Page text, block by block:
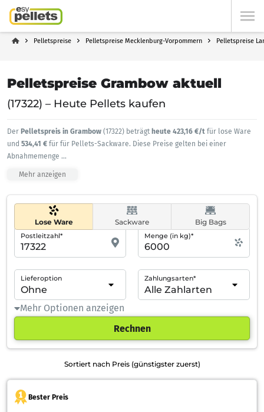
Pelletspreise Pelletspreise Mecklenburg-Vorpommern Pelletspreise
Pelletspreise Grambow aktuell
(17322) – Heute Pellets kaufen
Der Pelletspreis in Grambow (17322) beträgt heute 423,16 €/t für lose Ware
und 534,41 € für für Pellets-Sackware. Diese Preise gelten bei einer
Abnahmemenge ...
Mehr anzeigen
Lose Ware Sackware Big Bags
Postleitzahl* Menge (in kg)*
Lieferoption Zahlungsarten*
Mehr Optionen anzeigen
Rechnen
Sortiert nach Preis (günstigster zuerst)
Bester Preis